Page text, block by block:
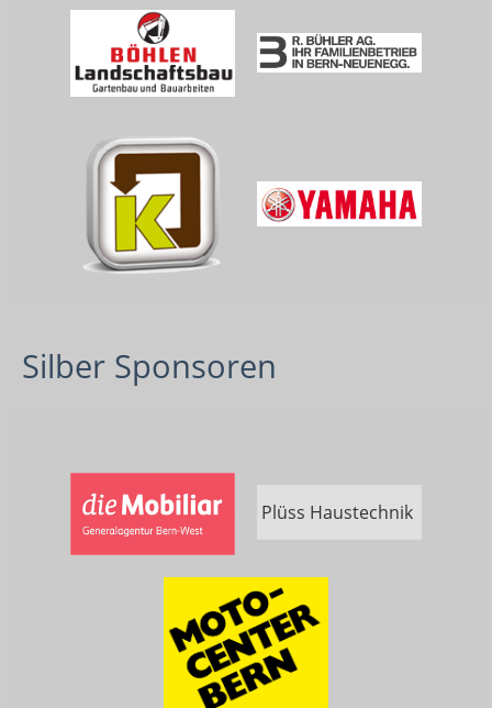
Silber Sponsoren
Plüss Haustechnik